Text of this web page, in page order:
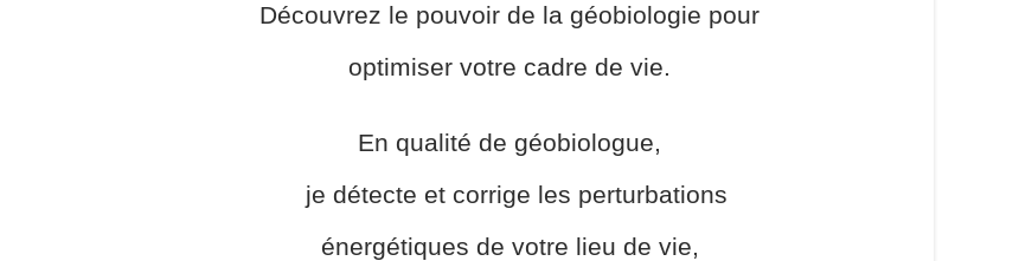
Découvrez le pouvoir de la géobiologie pour
optimiser votre cadre de vie.
En qualité de géobiologue,
je détecte et corrige les perturbations
énergétiques de votre lieu de vie,